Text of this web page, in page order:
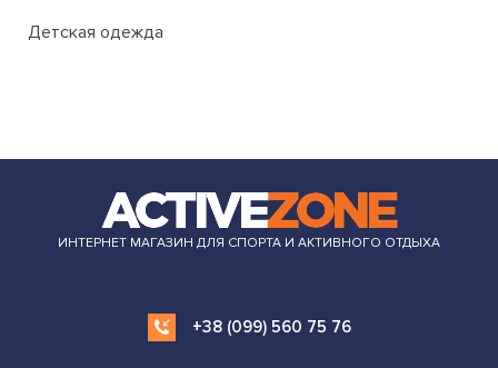
Детская одежда
ИНТЕРНЕТ МАГАЗИН ДЛЯ СПОРТА И АКТИВНОГО ОТДЫХА
+38 (099) 560 75 76